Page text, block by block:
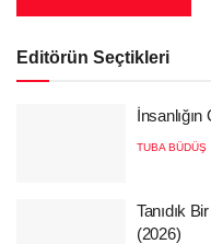
Editörün Seçtikleri
TUBA BÜDÜŞ
Tanıdık
(2026)